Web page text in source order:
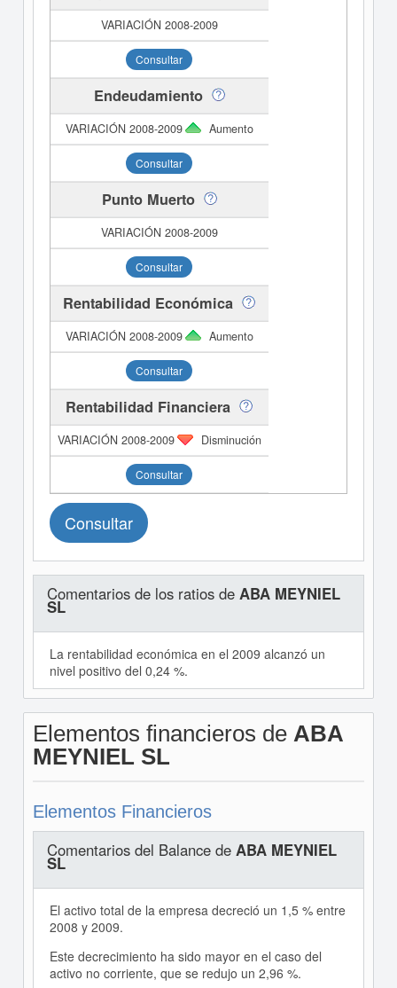
Consultar
Endeudamiento
Aumento
Consultar
Punto Muerto
Consultar
Rentabilidad Económica
Aumento
Consultar
Rentabilidad Financiera
Disminución
Consultar
Consultar
Comentarios de los ratios de ABA MEYNIEL
SL
La rentabilidad económica en el 2009 alcanzó un
nivel positivo del 0,24 %.
Elementos financieros de ABA
MEYNIEL SL
Elementos Financieros
Comentarios del Balance de ABA MEYNIEL
SL
El activo total de la empresa decreció un 1,5 % entre
2008 y 2009.
Este decrecimiento ha sido mayor en el caso del
activo no corriente, que se redujo un 2,96 %.